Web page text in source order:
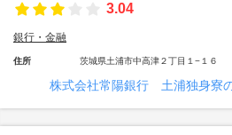
3.04
銀行・金融
住所 茨城県土浦市中高津２丁目１−１６
株式会社常陽銀行 土浦独身寮